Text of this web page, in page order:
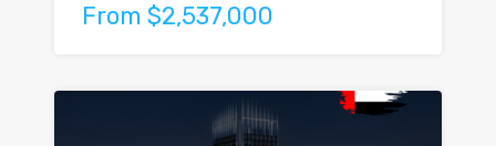
From $2,537,000